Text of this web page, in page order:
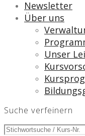
Newsletter
Über uns
Unser
Suche verfeinern